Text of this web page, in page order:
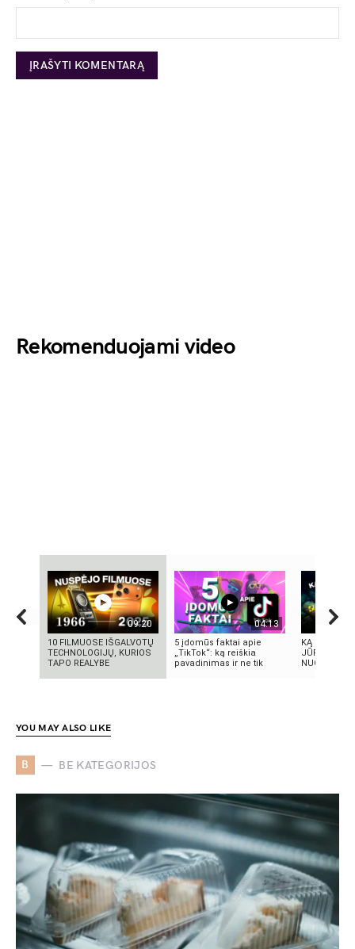
Rekomenduojami video
09:20
10 FILMUOSE IŠGALVOTŲ
TECHNOLOGIJŲ, KURIOS
TAPO REALYBE
04:13
5 įdomūs faktai apie
„TikTok“: ką reiškia
pavadinimas ir ne tik
KĄ SLEPIA
JŪRA? 5
YOU MAY ALSO LIKE
B BE KATEGORIJOS